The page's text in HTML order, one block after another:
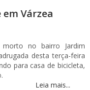
Várzea
no bairro Jardim
desta terça-feira
para casa de bicicleta,
Leia mais...